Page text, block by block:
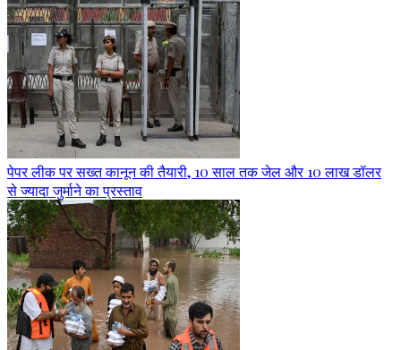
पेपर लीक पर सख्त कानून की तैयारी, 10 साल तक जेल और 10 लाख डॉलर
से ज्यादा जुर्माने का प्रस्ताव